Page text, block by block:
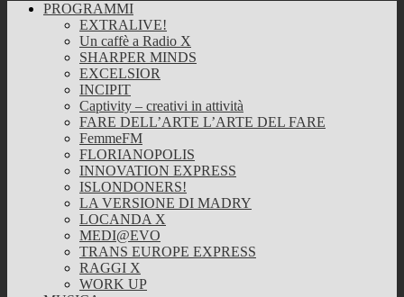
PROGRAMMI
EXTRALIVE!
Un caffè a Radio X
SHARPER MINDS
EXCELSIOR
INCIPIT
Captivity – creativi in attività
FARE DELL’ARTE L’ARTE DEL FARE
FemmeFM
FLORIANOPOLIS
INNOVATION EXPRESS
ISLONDONERS!
LA VERSIONE DI MADRY
LOCANDA X
MEDI@EVO
TRANS EUROPE EXPRESS
RAGGI X
WORK UP